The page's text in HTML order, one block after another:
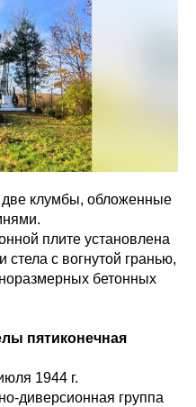
клумбы, обложенные
плите установлена
с вогнутой гранью,
бетонных
пятиконечная
1944 г.
диверсионная группа